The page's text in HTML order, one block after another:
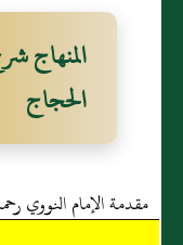
السوء به )
المنهاج
الحجاج
مقدمة الإمام النووي